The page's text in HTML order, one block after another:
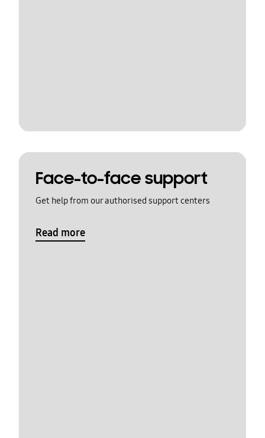
Face-to-face support
Get help from our authorised support centers
Read more